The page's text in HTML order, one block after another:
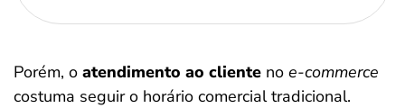
Porém, o atendimento ao cliente no e-commerce
costuma seguir o horário comercial tradicional.